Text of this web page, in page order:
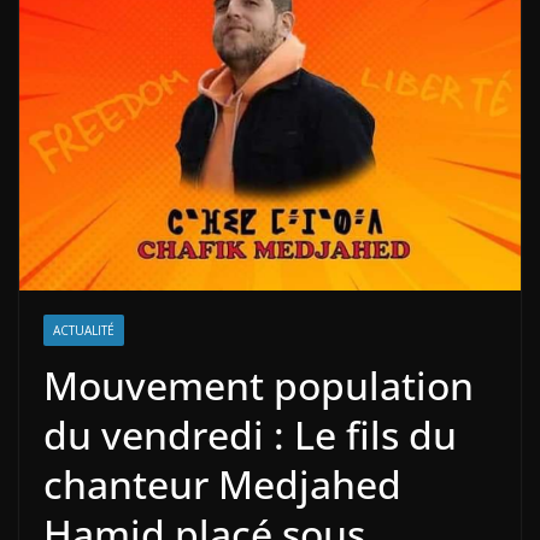
ACTUALITÉ
Mouvement population
du vendredi : Le fils du
chanteur Medjahed